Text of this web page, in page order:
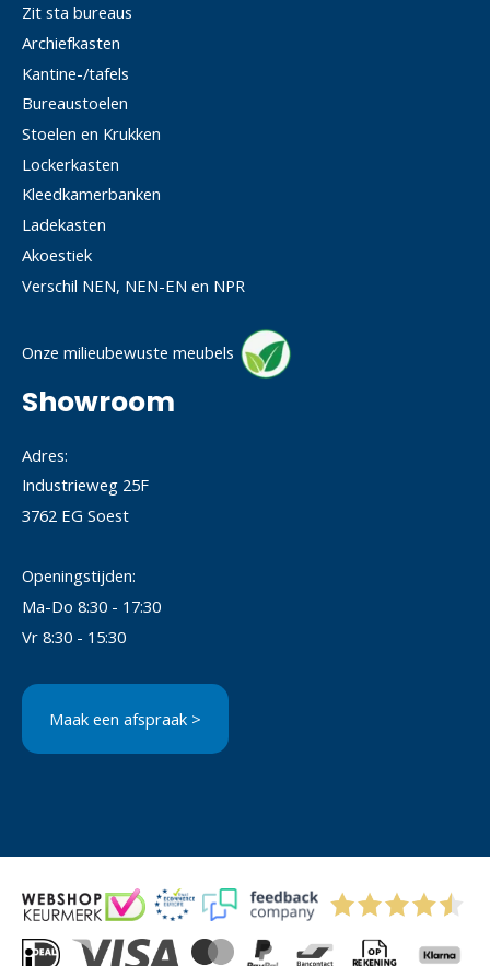
Zit sta bureaus
Archiefkasten
Kantine-/tafels
Bureaustoelen
Stoelen en Krukken
Lockerkasten
Kleedkamerbanken
Ladekasten
Akoestiek
Verschil NEN, NEN-EN en NPR
Onze milieubewuste meubels
Showroom
Adres:
Industrieweg 25F
3762 EG Soest
Openingstijden:
Ma-Do 8:30 - 17:30
Vr 8:30 - 15:30
Maak een afspraak >